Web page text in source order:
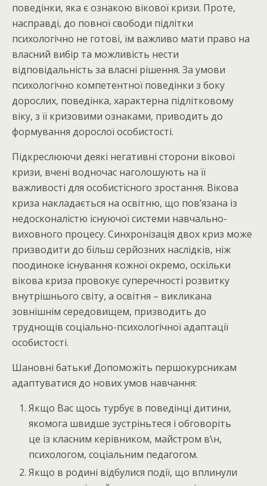
поведінки, яка є ознакою вікової кризи. Проте,
насправді, до повної свободи підлітки
психологічно не готові, їм важливо мати право на
власний вибір та можливість нести
відповідальність за власні рішення. За умови
психологічно компетентної поведінки з боку
дорослих, поведінка, характерна підлітковому
віку, з її кризовими ознаками, приводить до
формування дорослої особистості.
Підкреслюючи деякі негативні сторони вікової
кризи, вчені водночас наголошують на її
важливості для особистісного зростання. Вікова
криза накладається на освітню, що пов’язана із
недосконалістю існуючої системи навчально-
виховного процесу. Синхронізація двох криз може
призводити до більш серйозних наслідків, ніж
поодиноке існування кожної окремо, оскільки
вікова криза провокує суперечності розвитку
внутрішнього світу, а освітня – викликана
зовнішнім середовищем, призводить до
труднощів соціально-психологічної адаптації
особистості.
Шановні батьки! Допоможіть першокурсникам
адаптуватися до нових умов навчання:
Якщо Вас щось турбує в поведінці дитини,
якомога швидше зустріньтеся і обговоріть
це із класним керівником, майстром в\н,
психологом, соціальним педагогом.
Якщо в родині відбулися події, що вплинули